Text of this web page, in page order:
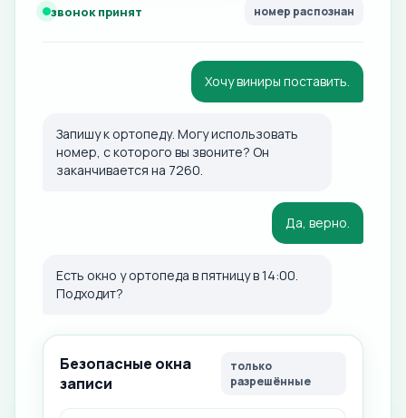
звонок принят номер распознан
Хочу виниры поставить.
Запишу к ортопеду. Могу использовать
номер, с которого вы звоните? Он
заканчивается на 7260.
Да, верно.
Есть окно у ортопеда в пятницу в 14:00.
Подходит?
Безопасные окна
записи
только
разрешённые